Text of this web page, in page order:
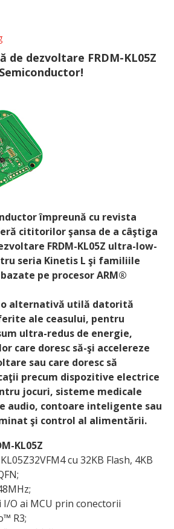
de dezvoltare FRDM-KL05Z
împreună cu revista
cititorilor şansa de a câştiga
FRDM-KL05Z ultra-low-
seria Kinetis L şi familiile
bazate pe procesor ARM®
o alternativă utilă datorită
ale ceasului, pentru
ultra-redus de energie,
care doresc să-şi accelereze
sau care doresc să
precum dispozitive electrice
jocuri, sisteme medicale
audio, contoare inteligente sau
şi control al alimentării.
KL05Z
cu 32KB Flash, 4KB
I/O ai MCU prin conectorii
R3;